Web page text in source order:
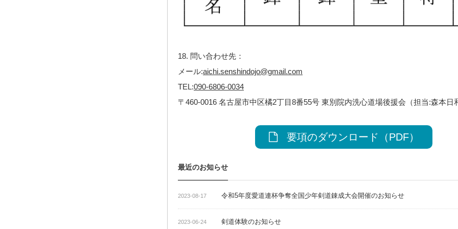
18. 問い合わせ先：
メール:aichi.senshindojo@gmail.com
TEL:090-6806-0034
〒460-0016 名古屋市中区橘2丁目8番55号 東別院内洗心道場後援会（担当:森本日
要項のダウンロード（PDF）
最近のお知らせ
2023-08-17 令和5年度愛道連杯争奪全国少年剣道錬成大会開催のお知らせ
2023-06-24 剣道体験のお知らせ